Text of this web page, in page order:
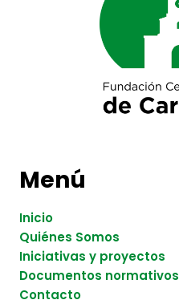
Menú
Inicio
Quiénes Somos
Iniciativas y proyectos
Documentos normativos
Contacto